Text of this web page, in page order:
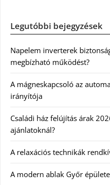
Legutóbbi bejegyzések
Napelem inverterek
megbízható működést?
A mágneskapcsoló az
irányítója
Családi ház felújítás árak
ajánlatoknál?
A relaxációs technikák
A modern ablak Győr